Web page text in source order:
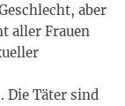
aber
aller Frauen
Die Täter sind